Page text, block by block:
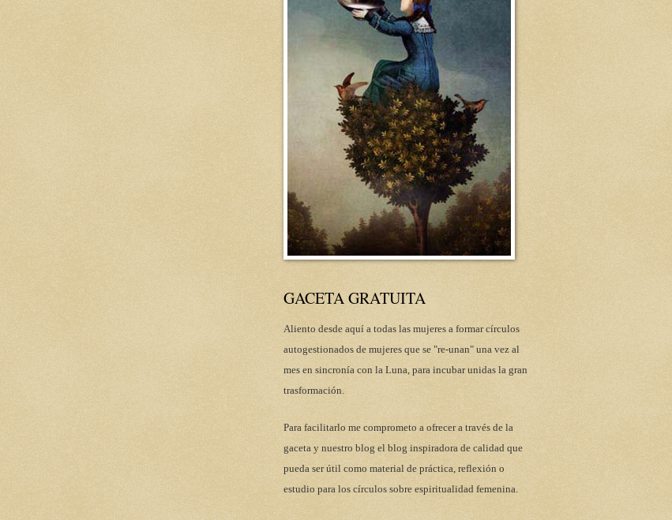
GACETA GRATUITA
Aliento desde aquí a todas las mujeres a formar círculos
autogestionados de mujeres que se "re-unan" una vez al
mes en sincronía con la Luna, para incubar unidas la gran
trasformación.
Para facilitarlo me comprometo a ofrecer a través de la
gaceta y nuestro blog el blog inspiradora de calidad que
pueda ser útil como material de práctica, reflexión o
estudio para los círculos sobre espiritualidad femenina.